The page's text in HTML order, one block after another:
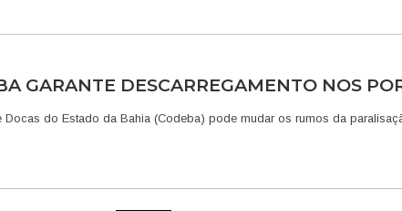
GARANTE DESCARREGAMENTO NOS
do Estado da Bahia (Codeba) pode mudar os rumos da